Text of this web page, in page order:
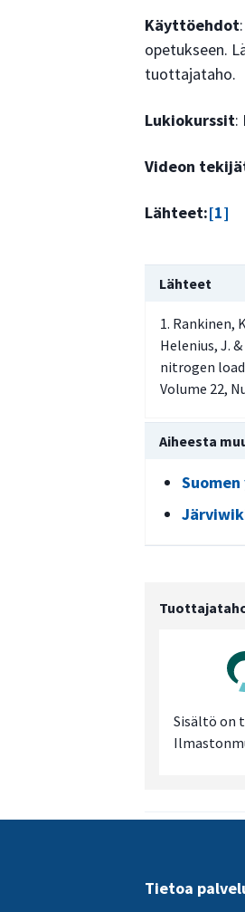
Käyttöehdot
opetukseen.
tuottajataho.
Lukiokurssit:
Videon
Lähteet:[1]
Lähteet
Rankinen,
Helenius, J.
nitrogen
Volume 22,
Aiheesta
Sisältö on
Tietoa